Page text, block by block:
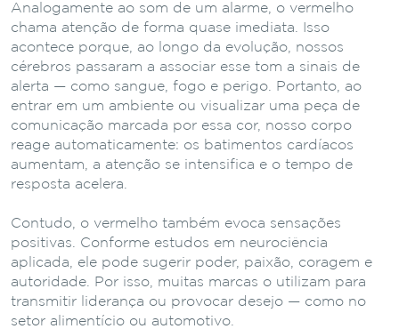
Analogamente ao som de um alarme, o vermelho
chama atenção de forma quase imediata. Isso
acontece porque, ao longo da evolução, nossos
cérebros passaram a associar esse tom a sinais de
alerta — como sangue, fogo e perigo. Portanto, ao
entrar em um ambiente ou visualizar uma peça de
comunicação marcada por essa cor, nosso corpo
reage automaticamente: os batimentos cardíacos
aumentam, a atenção se intensifica e o tempo de
resposta acelera.
Contudo, o vermelho também evoca sensações
positivas. Conforme estudos em neurociência
aplicada, ele pode sugerir poder, paixão, coragem e
autoridade. Por isso, muitas marcas o utilizam para
transmitir liderança ou provocar desejo — como no
setor alimentício ou automotivo.